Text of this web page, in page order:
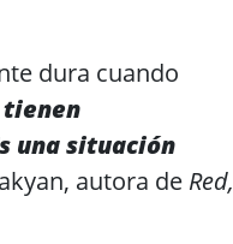
dura cuando
tienen
una situación
autora de Red,